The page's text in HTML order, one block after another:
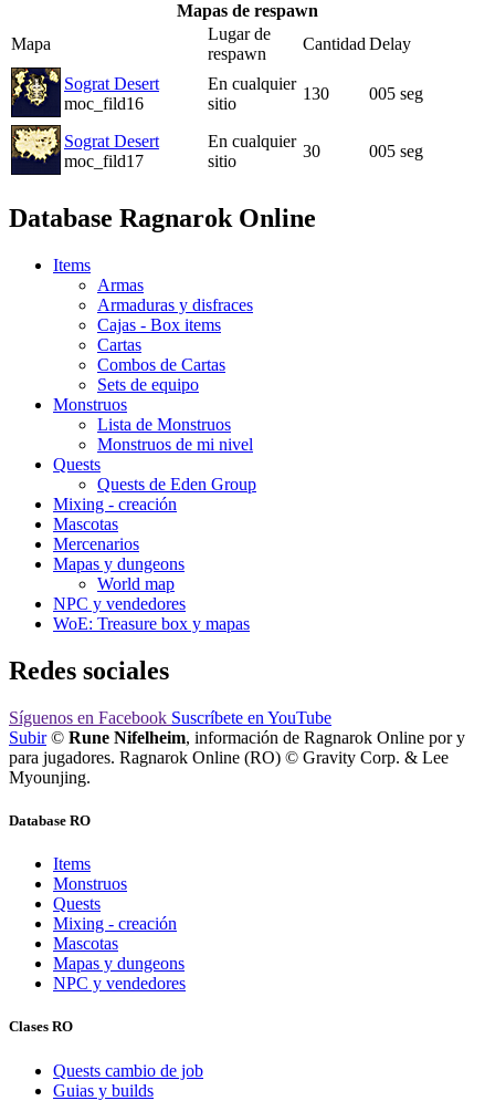
Mapas de respawn
Mapa
Lugar de
respawn
Cantidad Delay
Sograt Desert
moc_fild16
En cualquier
sitio
130 005 seg
Sograt Desert
moc_fild17
En cualquier
sitio
30 005 seg
Database Ragnarok Online
Items
Armas
Armaduras y disfraces
Cajas - Box items
Cartas
Combos de Cartas
Sets de equipo
Monstruos
Lista de Monstruos
Monstruos de mi nivel
Quests
Quests de Eden Group
Mixing - creación
Mascotas
Mercenarios
Mapas y dungeons
World map
NPC y vendedores
WoE: Treasure box y mapas
Redes sociales
Síguenos en Facebook Suscríbete en YouTube
Subir© Rune Nifelheim, información de Ragnarok Online por y
para jugadores. Ragnarok Online (RO) © Gravity Corp. & Lee
Myounjing.
Database RO
Items
Monstruos
Quests
Mixing - creación
Mascotas
Mapas y dungeons
NPC y vendedores
Clases RO
Quests cambio de job
Guias y builds